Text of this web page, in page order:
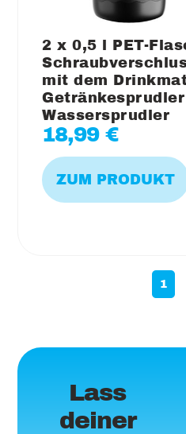
2 x 0,5 l PET-
mit dem
Getränkesprudler
Wassersprudler
18,99€
ZUM PRODUKT
1
Lass
deiner